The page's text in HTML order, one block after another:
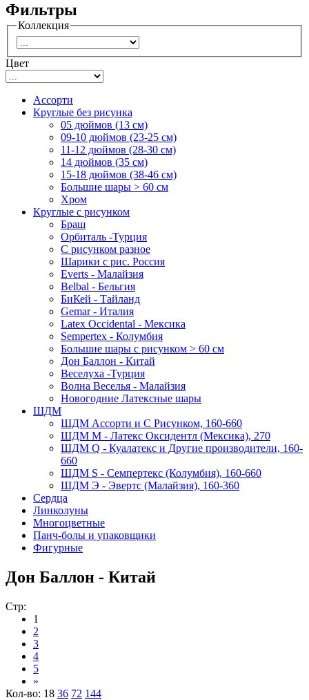
Фильтры
Коллекция
Цвет
Ассорти
Круглые без рисунка
05 дюймов (13 см)
09-10 дюймов (23-25 см)
11-12 дюймов (28-30 см)
14 дюймов (35 см)
15-18 дюймов (38-46 см)
Большие шары > 60 см
Хром
Круглые с рисунком
Браш
Орбиталь -Турция
С рисунком разное
Шарики с рис. Россия
Everts - Малайзия
Belbal - Бельгия
БиКей - Тайланд
Gemar - Италия
Latex Occidental - Мексика
Sempertex - Колумбия
Большие шары с рисунком > 60 см
Дон Баллон - Китай
Веселуха -Турция
Волна Веселья - Малайзия
Новогодние Латексные шары
ШДМ
ШДМ Aссорти и С Рисунком, 160-660
ШДМ M - Латекс Оксидентл (Мексика), 270
ШДМ Q - Куалатекс и Другие производители, 160-
660
ШДМ S - Семпертекс (Колумбия), 160-660
ШДМ Э - Эвертс (Малайзия), 160-360
Сердца
Линколуны
Многоцветные
Панч-болы и упаковщики
Фигурные
Дон Баллон - Китай
Стр:
1
2
3
4
5
»
Кол-во: 18 36 72 144